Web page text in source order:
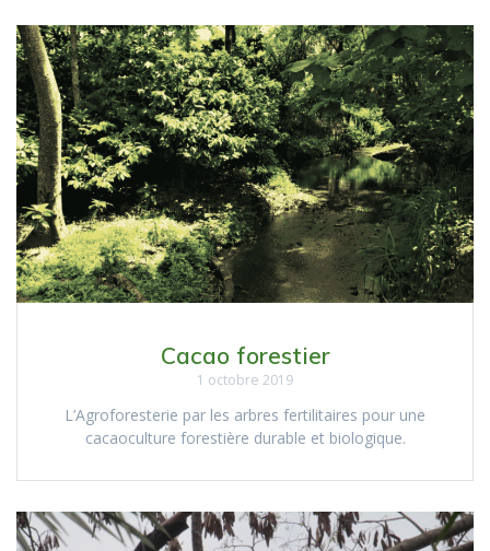
Cacao forestier
1 octobre 2019
L’Agroforesterie par les arbres fertilitaires pour une
cacaoculture forestière durable et biologique.